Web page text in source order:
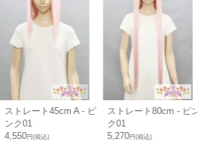
ストレート80cm - ピン
ク01
5,270円(税込)
レイヤーショート - ピ
ンク01
3,780円(税込)